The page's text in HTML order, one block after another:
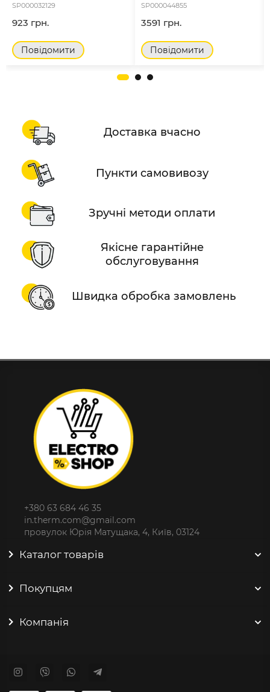
SP000032129
923 грн.
Повідомити
SP000044855
3591 грн.
Повідомити
Доставка вчасно
Пункти самовивозу
Зручні методи оплати
Якісне гарантійне
обслуговування
Швидка обробка замовлень
+380 63 684 46 35
in.therm.com@gmail.com
провулок Юрія Матущака, 4, Київ, 03124
Каталог товарів
Покупцям
Компанія